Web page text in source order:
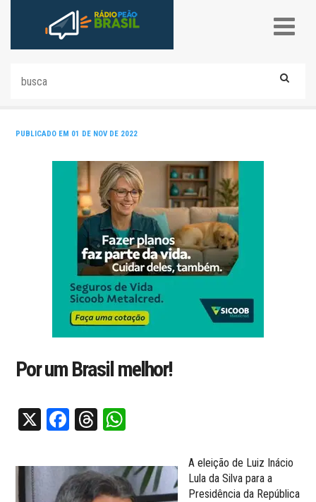
PUBLICADO EM 01 DE NOV DE 2022
Por um Brasil melhor!
X Facebook
Threads
A eleição de Luiz Inácio
Lula da Silva para a
Presidência da República